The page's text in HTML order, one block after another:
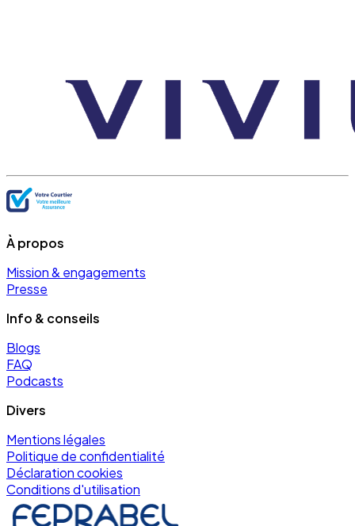
À propos
Mission & engagements
Presse
Info & conseils
Blogs
FAQ
Podcasts
Divers
Mentions légales
Politique de confidentialité
Déclaration cookies
Conditions d'utilisation